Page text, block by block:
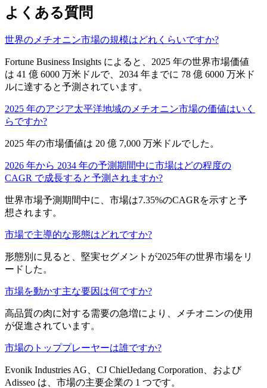
よくある質問
世界のメチオニン市場の規模はどれくらいですか?
Fortune Business Insights によると、2025 年の世界市場価値
は 41 億 6000 万米ドルで、2034 年までに 78 億 6000 万米ド
ルに達すると予測されています。
2025 年のアジア太平洋地域のメチオニン市場の価値はいく
らですか?
2025 年の市場価値は 20 億 7,000 万米ドルでした。
2026 年から 2034 年の予測期間中に市場はどの程度の
CAGR で成長すると予測されますか?
世界市場予測期間中に、市場は7.35%のCAGRを示すと予
想されます。
市場で主導的な形態はどれですか?
形態別に見ると、堅実セグメントが2025年の世界市場をリ
ードした。
市場を動かす主な要因は何ですか?
高品質の肉に対する需要の急増により、メチオニンの使用
が促進されています。
市場のトッププレーヤーは誰ですか?
Evonik Industries AG、CJ ChielJedang Corporation、および
Adisseo は、市場の主要企業の 1 つです。